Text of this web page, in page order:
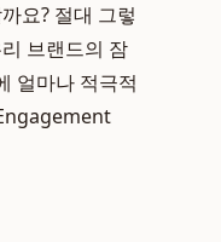
요? 절대 그렇
브랜드의 잠
얼마나 적극적